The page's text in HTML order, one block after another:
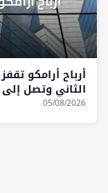
الثاني وتصل إلى 241.64 مليار في النصف الأول
05/08/2026